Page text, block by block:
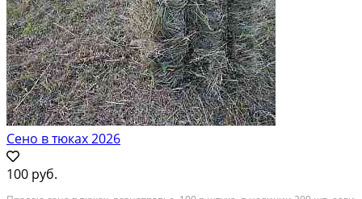
Сено в тюках 2026
100 руб.